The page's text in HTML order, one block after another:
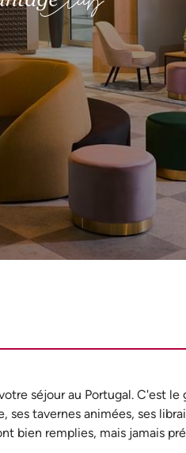
séjour au Portugal. C'est
tavernes animées, ses
bien remplies, mais jamais